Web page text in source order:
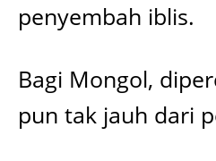
penyembah iblis.
Bagi Mongol,
pun tak jauh dari